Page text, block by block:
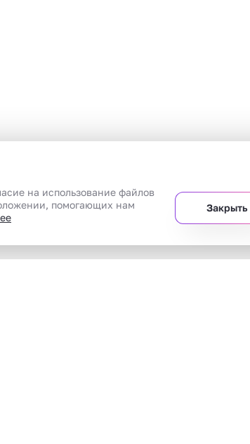
на использование файлов
помогающих нам
Закрыть